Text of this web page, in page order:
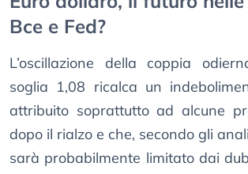
Bce e Fed?
L’oscillazione della coppia
soglia 1,08 ricalca un
attribuito soprattutto ad alcune
dopo il rialzo e che, secondo gli
sarà probabilmente limitato dai